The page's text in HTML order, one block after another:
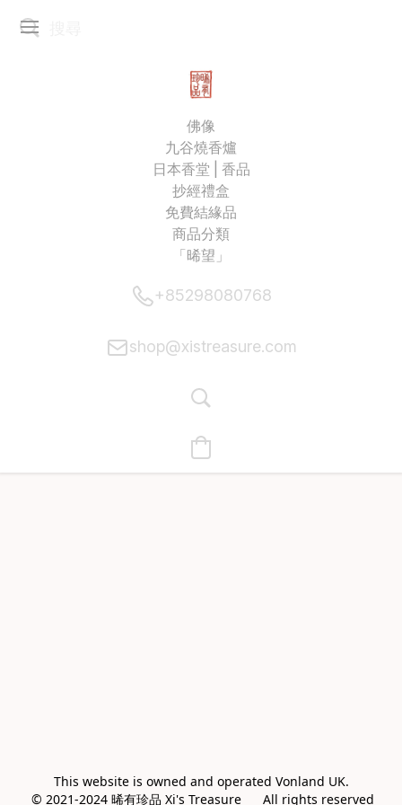
佛像
九谷燒香爐
日本香堂 | 香品
抄經禮盒
免費結緣品
商品分類
「晞望」
+85298080768
shop@xistreasure.com
This website is owned and operated Vonland UK.
© 2021-2024 晞有珍品 Xi's Treasure      All rights reserved